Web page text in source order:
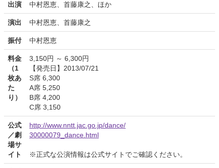
出演 中村恩恵、首藤康之、ほか
演出 中村恩恵、首藤康之
振付 中村恩恵
料金
（1
枚あ
た
り）
3,150円 ～ 6,300円
【発売日】2013/07/21
S席 6,300
A席 5,250
B席 4,200
C席 3,150
公式
／劇
場サ
イト
http://www.nntt.jac.go.jp/dance/
30000079_dance.html
※正式な公演情報は公式サイトでご確認ください。